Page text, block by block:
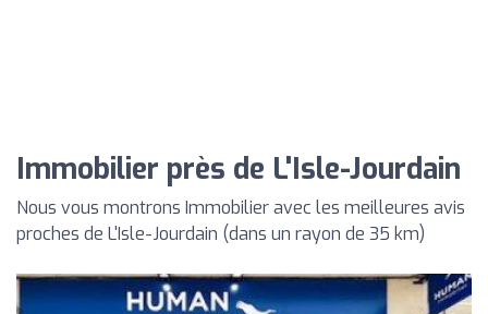
Immobilier près de L'Isle-Jourdain
Nous vous montrons Immobilier avec les meilleures avis
proches de L'Isle-Jourdain (dans un rayon de 35 km)